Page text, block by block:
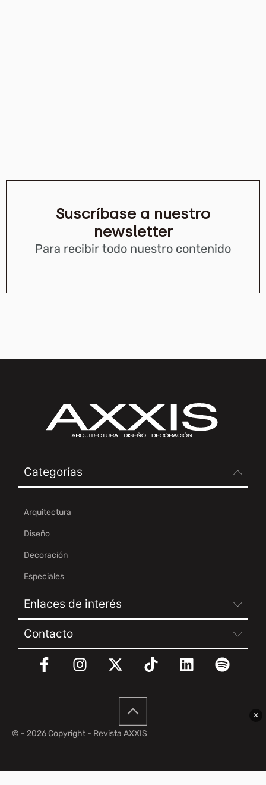
Suscríbase a nuestro
newsletter
Para recibir todo nuestro contenido
✕
Categorías
Arquitectura
Diseño
Decoración
Especiales
Enlaces de interés
Contacto
© - 2026 Copyright - Revista AXXIS